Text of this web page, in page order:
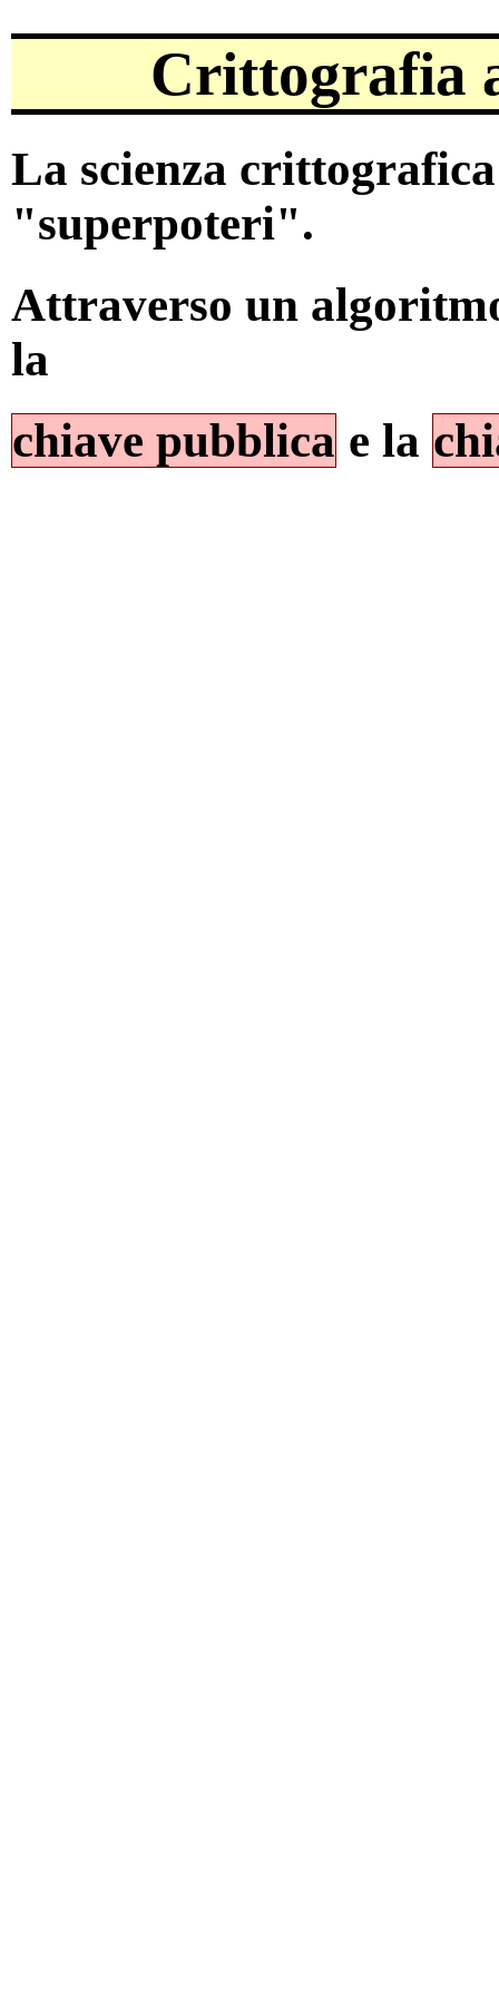
Crittografia
La scienza
"superpoteri".
Attraverso un
la
chiave pubblica e la